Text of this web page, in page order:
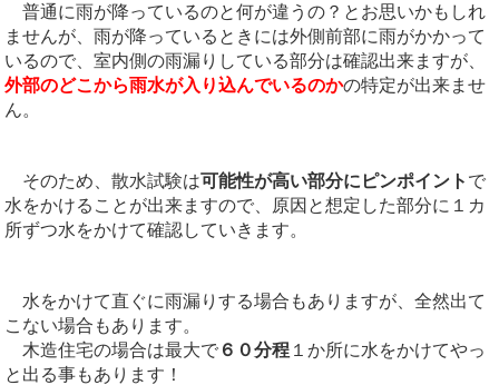
普通に雨が降っているのと何が違うの？とお思いかもしれ
ませんが、雨が降っているときには外側前部に雨がかかって
いるので、室内側の雨漏りしている部分は確認出来ますが、
外部のどこから雨水が入り込んでいるのかの特定が出来ませ
ん。
そのため、散水試験は可能性が高い部分にピンポイント で
水をかけることが出来ますので、原因と想定した部分に１カ
所ずつ水をかけて確認していきます。
水をかけて直ぐに雨漏りする場合もありますが、全然出て
こない場合もあります。
木造住宅の場合は最大で ６０分程 １か所に水をかけてやっ
と出る事もあります！